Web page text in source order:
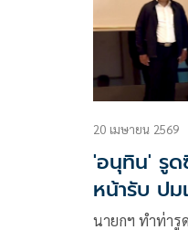
20 เมษายน 2569
'อนุทิน' รู
หน้ารับ ปม
สาธารณะ
นายกฯ ทำท่ารู